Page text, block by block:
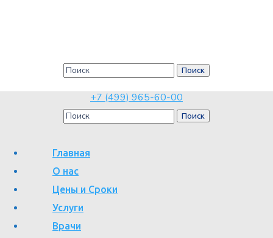
+7 (499) 965-60-00
Главная
О нас
Цены и Сроки
Услуги
Врачи
Синдром запястного канала
сдавлением срединного нерва в карпальном (запястном) канале